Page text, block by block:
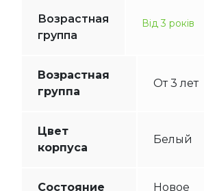
Возрастная
группа
Від 3 років
Возрастная
группа
От 3 лет
Цвет
корпуса
Белый
Состояние Новое